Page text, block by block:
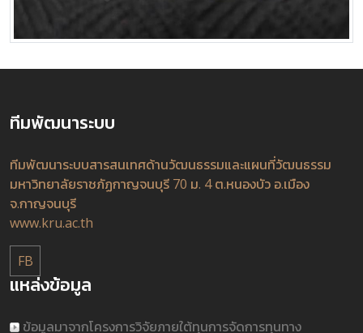
ทีมพัฒนาระบบ
ทีมพัฒนาระบบสารสนเทศด้านวัฒนธรรมและแผนที่วัฒนธรรม
มหาวิทยาลัยราชภัฏกาญจนบุรี 70 ม. 4 ต.หนองบัว อ.เมือง
จ.กาญจนบุรี
www.kru.ac.th
FB
แหล่งข้อมูล
ข้อมูลมาจากโครงการวิจัยภายใต้ทุนการจัดการทุนทาง